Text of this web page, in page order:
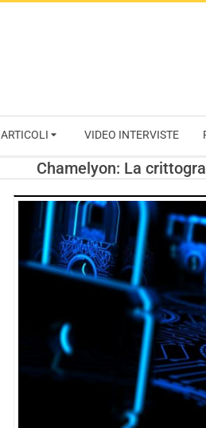
ARTICOLI VIDEO INTERVISTE
Chamelyon: La